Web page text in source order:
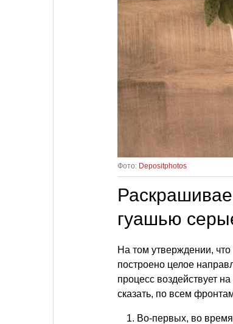
Фото: Depositphotos
гуашью
На том утверждении,
построено целое
процесс воздействует
сказать, по всем
Во-первых, во